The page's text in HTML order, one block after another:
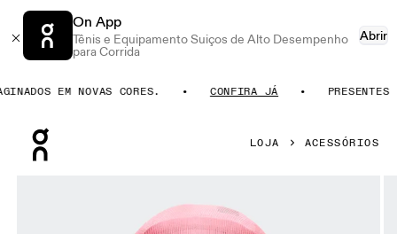
On App
Tênis e Equipamento Suiços de Alto Desempenho
para Corrida
Abrir
EM NOVAS CORES. CONFIRA JÁ PRESENTES
LOJA ACESSÓRIOS